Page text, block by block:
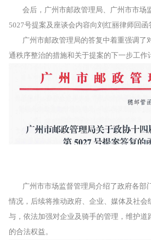
会后，广州市邮政管理局、广州市市场
5027号提案及座谈会内容向刘红丽律师回函
广州市邮政管理局的答复中着重强调了
通秩序整治的措施和关于提案的下一步工作
广州市市场监督管理局介绍了政府各部
情况，后续将推动政府、企业、媒体及社会
与，依法加强对企业及骑手的管理，维护道
的合法权益。